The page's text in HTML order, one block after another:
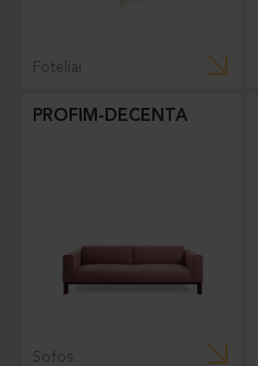
Foteliai
PROFIM-DECENTA
Sofos